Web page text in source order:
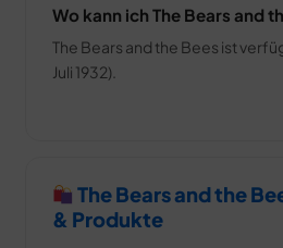
Wo kann ich The Bears and
The Bears and the Bees ist
Juli 1932).
The Bears and the
& Produkte